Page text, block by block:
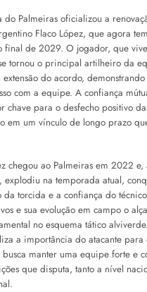
Palmeiras oficializou a
Flaco López, que agora
final de 2029. O jogador, que
tornou o principal artilheiro da
do acordo,
com a equipe. A confiança
chave para o desfecho positivo
em um vínculo de longo prazo
chegou ao Palmeiras em 2022
explodiu na temporada atual,
da torcida e a confiança do
e sua evolução em campo o
no esquema tático
a importância do atacante para
manter uma equipe forte e
que disputa, tanto a nível